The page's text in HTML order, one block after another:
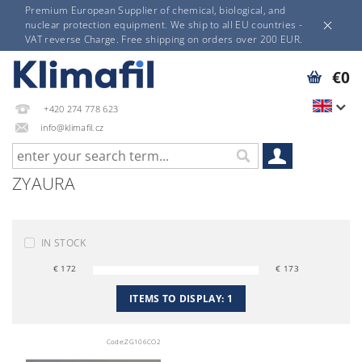
Premium European Supplier of chemical, biological, and
nuclear protection equipment. We ship to all EU countries -
VAT reverse Charge. Free shipping on orders over 200 EUR.
+420 274 778 623
info@klimafil.cz
€0
ZYAURA
IN STOCK
€ 172 € 173
ITEMS TO DISPLAY: 1
Code:ZG106CO2